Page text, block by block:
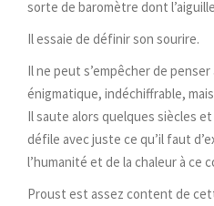
sorte de baromètre dont
Il essaie de définir son sourire.
Il ne peut s’empêcher de penser
énigmatique, indéchiffrable,
Il saute alors quelques siècles
défile avec juste ce qu’il faut
l’humanité et de la chaleur à ce
Proust est assez content de